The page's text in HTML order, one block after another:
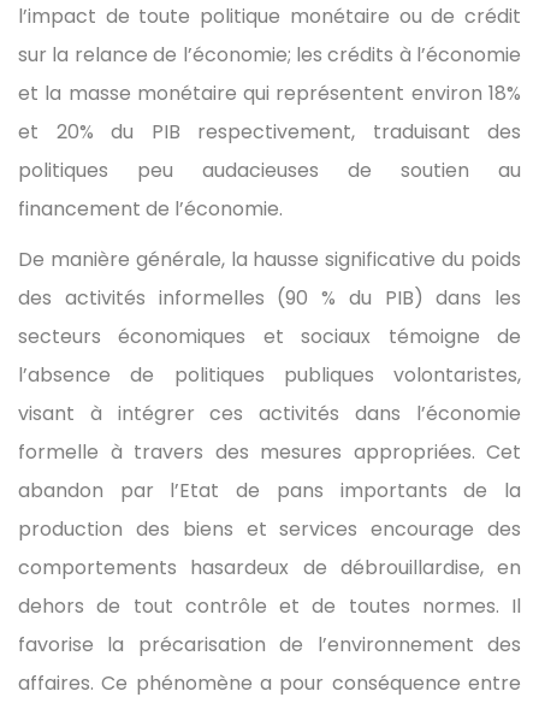
l’impact de toute politique monétaire ou de crédit
sur la relance de l’économie; les crédits à l’économie
et la masse monétaire qui représentent environ 18%
et 20% du PIB respectivement, traduisant des
politiques peu audacieuses de soutien au
financement de l’économie.
De manière générale, la hausse significative du poids
des activités informelles (90 % du PIB) dans les
secteurs économiques et sociaux témoigne de
l’absence de politiques publiques volontaristes,
visant à intégrer ces activités dans l’économie
formelle à travers des mesures appropriées. Cet
abandon par l’Etat de pans importants de la
production des biens et services encourage des
comportements hasardeux de débrouillardise, en
dehors de tout contrôle et de toutes normes. Il
favorise la précarisation de l’environnement des
affaires. Ce phénomène a pour conséquence entre